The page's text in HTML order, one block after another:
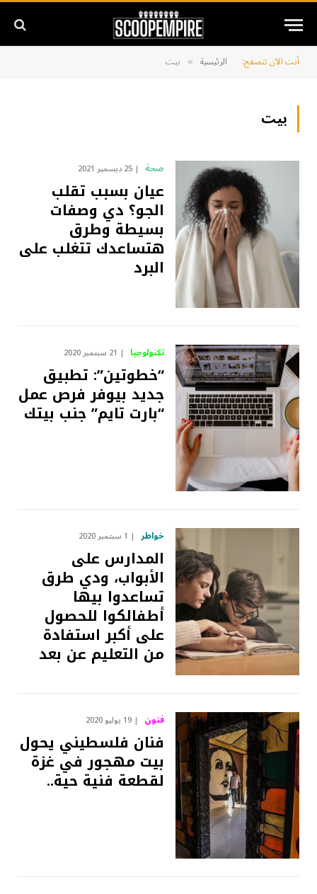
أنت الآن تتصفح: الرئيسية » بيت
بيت
صحة 25 ديسمبر 2021
عيان بسبب تقلب
الجو؟ دي وصفات
بسيطة وطرق
هتساعدك تتغلب على
البرد
تكنولوجيا 21 سبتمبر 2020
“خطوتين”: تطبيق
جديد بيوفر فرص عمل
“بارت تايم” جنب بيتك
خواطر 1 سبتمبر 2020
المدارس على
الأبواب، ودي طرق
تساعدوا بيها
أطفالكوا للحصول
على أكبر استفادة
من التعليم عن بعد
فنون 19 يوليو 2020
فنان فلسطيني يحول
بيت مهجور في غزة
لقطعة فنية حية..